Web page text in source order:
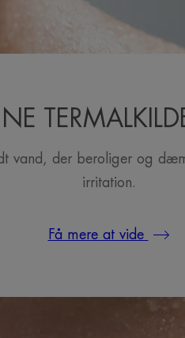
vand, der beroliger og
irritation.
Få mere at vide